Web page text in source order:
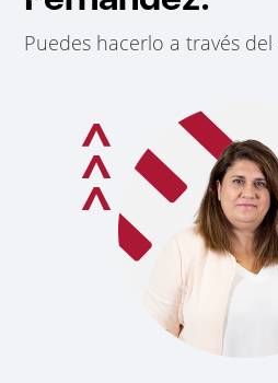
Puedes hacerlo a través del